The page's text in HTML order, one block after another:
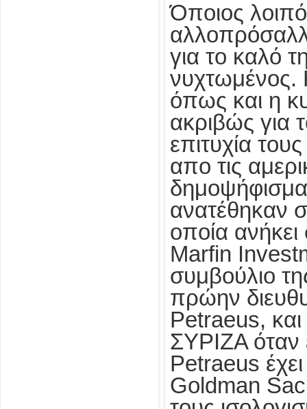
Όποιος
για το καλό
νυχτωμένος.
όπως και η
ακριβώς για
επιτυχία
απο τις
ανατέθηκαν
οποία
Marfin
συμβούλιο
πρώην
Petraeus,
ΣΥΡΙΖΑ
Petraeus
Goldman